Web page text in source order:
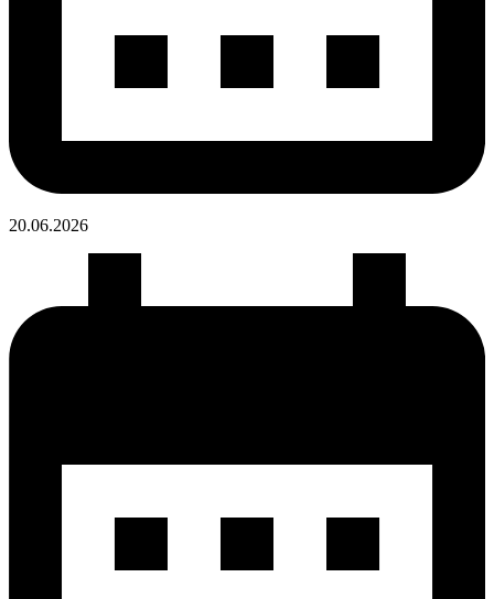
20.06.2026